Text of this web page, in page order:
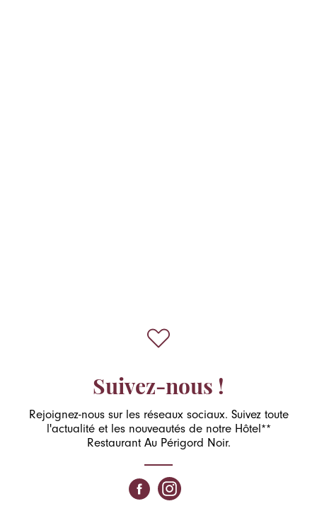
Suivez-nous !
Rejoignez-nous sur les réseaux sociaux. Suivez toute
l'actualité et les nouveautés de notre Hôtel**
Restaurant Au Périgord Noir.